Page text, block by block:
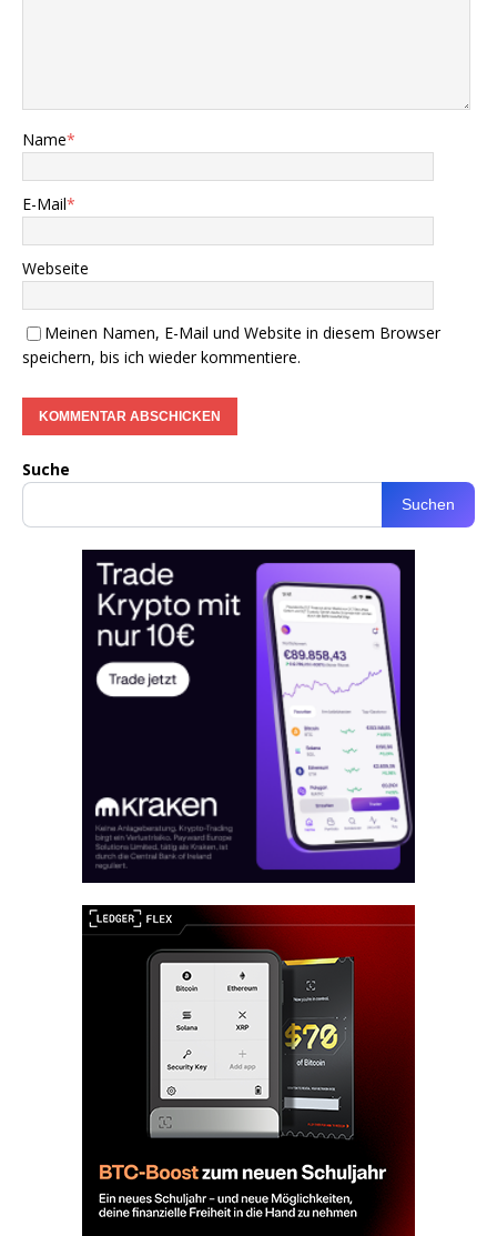
Name*
E-Mail*
Webseite
Meinen Namen, E-Mail und Website in diesem Browser
speichern, bis ich wieder kommentiere.
Suche
Suchen